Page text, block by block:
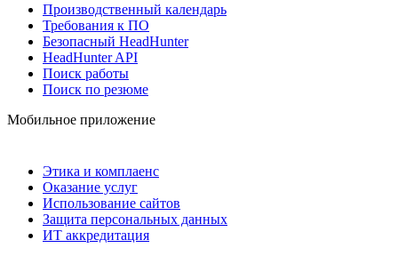
Производственный календарь
Требования к ПО
Безопасный HeadHunter
HeadHunter API
Поиск работы
Поиск по резюме
Мобильное приложение
Этика и комплаенс
Оказание услуг
Использование сайтов
Защита персональных данных
ИТ аккредитация